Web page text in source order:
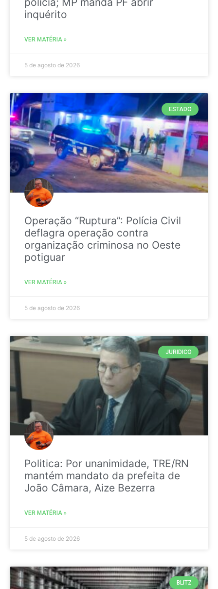
inquérito
VER MATÉRIA »
5 de agosto de 2026
ESTADO
Operação “Ruptura”: Polícia Civil
deflagra operação contra
organização criminosa no Oeste
potiguar
VER MATÉRIA »
5 de agosto de 2026
JURIDICO
Politica: Por unanimidade, TRE/RN
mantém mandato da prefeita de
João Câmara, Aize Bezerra
VER MATÉRIA »
5 de agosto de 2026
BLITZ